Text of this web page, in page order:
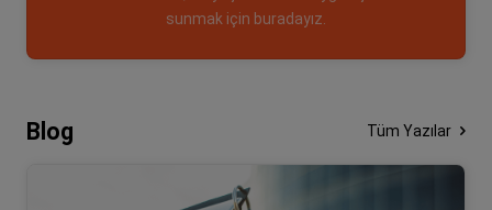
sunmak için buradayız.
Blog Tüm Yazılar